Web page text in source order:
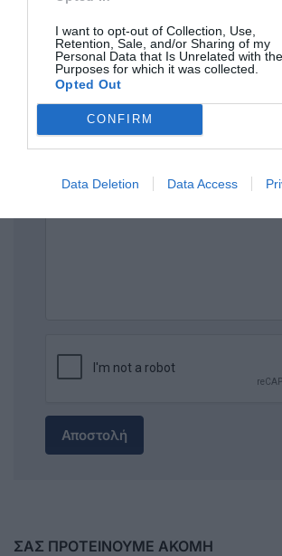
I want to opt-out of Collection, Use,
Retention, Sale, and/or Sharing of my
Personal Data that Is Unrelated with the
Purposes for which it was collected.
Opted Out
CONFIRM
Data Deletion Data Access
ΟΝΟΜΑ
ΤΙΤΛΟΣ
Αποστολή
ΣΑΣ ΠΡΟΤΕΙΝΟΥΜΕ ΑΚΟΜΗ